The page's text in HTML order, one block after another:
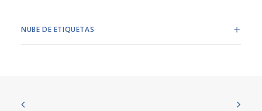
NUBE DE ETIQUETAS